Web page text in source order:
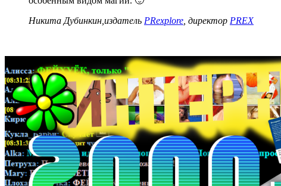
Никита Дубинкин,издатель PRexplore , директор PREX